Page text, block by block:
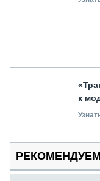
к
РЕКОМЕНДУЕМ